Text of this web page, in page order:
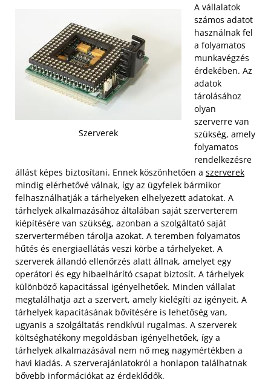
Szerverek
A vállalatok
számos adatot
használnak fel
a folyamatos
munkavégzés
érdekében. Az
adatok
tárolásához
olyan
szerverre van
szükség, amely
folyamatos
rendelkezésre
állást képes biztosítani. Ennek köszönhetően a szerverek
mindig elérhetővé válnak, így az ügyfelek bármikor
felhasználhatják a tárhelyeken elhelyezett adatokat. A
tárhelyek alkalmazásához általában saját szerverterem
kiépítésére van szükség, azonban a szolgáltató saját
szervertermében tárolja azokat. A teremben folyamatos
hűtés és energiaellátás veszi körbe a tárhelyeket. A
szerverek állandó ellenőrzés alatt állnak, amelyet egy
operátori és egy hibaelhárító csapat biztosít. A tárhelyek
különböző kapacitással igényelhetőek. Minden vállalat
megtalálhatja azt a szervert, amely kielégíti az igényeit. A
tárhelyek kapacitásának bővítésére is lehetőség van,
ugyanis a szolgáltatás rendkívül rugalmas. A szerverek
költséghatékony megoldásban igényelhetőek, így a
tárhelyek alkalmazásával nem nő meg nagymértékben a
havi kiadás. A szerverajánlatokról a honlapon találhatnak
bővebb információkat az érdeklődők.